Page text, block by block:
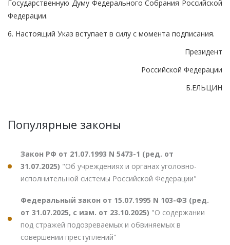
Государственную Думу Федерального Собрания Российской
Федерации.
6. Настоящий Указ вступает в силу с момента подписания.
Президент
Российской Федерации
Б.ЕЛЬЦИН
Популярные законы
Закон РФ от 21.07.1993 N 5473-1 (ред. от
31.07.2025) "Об учреждениях и органах уголовно-
исполнительной системы Российской Федерации"
Федеральный закон от 15.07.1995 N 103-ФЗ (ред.
от 31.07.2025, с изм. от 23.10.2025) "О содержании
под стражей подозреваемых и обвиняемых в
совершении преступлений"